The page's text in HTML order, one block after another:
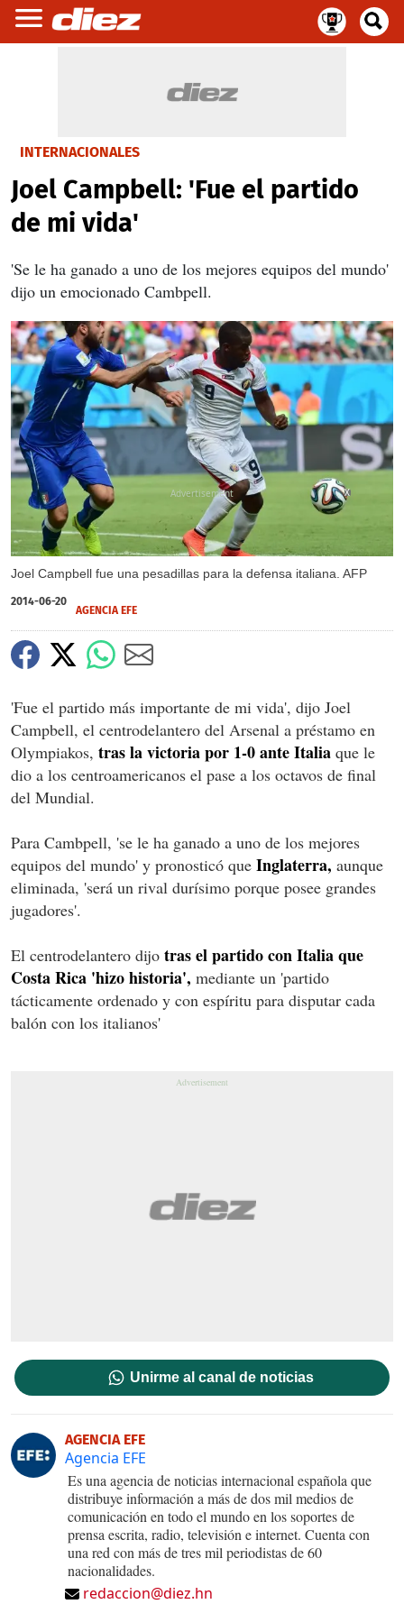
INTERNACIONALES
Joel Campbell: 'Fue el partido
de mi vida'
'Se le ha ganado a uno de los mejores equipos del mundo'
dijo un emocionado Cambpell.
Joel Campbell fue una pesadillas para la defensa italiana. AFP
X
2014-06-20
AGENCIA EFE
'Fue el partido más importante de mi vida', dijo Joel
Campbell, el centrodelantero del Arsenal a préstamo en
Olympiakos, tras la victoria por 1-0 ante Italia que le
dio a los centroamericanos el pase a los octavos de final
del Mundial.
Para Cambpell, 'se le ha ganado a uno de los mejores
equipos del mundo' y pronosticó que Inglaterra, aunque
eliminada, 'será un rival durísimo porque posee grandes
jugadores'.
El centrodelantero dijo tras el partido con Italia que
Costa Rica 'hizo historia', mediante un 'partido
tácticamente ordenado y con espíritu para disputar cada
balón con los italianos'
Unirme al canal de noticias
AGENCIA EFE
Agencia EFE
Es una agencia de noticias internacional española que
distribuye información a más de dos mil medios de
comunicación en todo el mundo en los soportes de
prensa escrita, radio, televisión e internet. Cuenta con
una red con más de tres mil periodistas de 60
nacionalidades.
redaccion@diez.hn